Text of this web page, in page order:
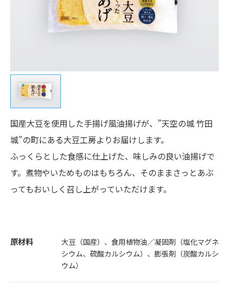
国産大豆を使用した手揚げ風油揚げが、”天空の城 竹田
城”の町にある大豆工房よりお届けします。
ふっくらとした食感に仕上げた、味しみの良い油揚げで
す。煮物やいためものはもちろん、そのままさっとあぶ
ってもおいしく召し上がっていただけます。
原材料
大豆（国産）、食用植物油／凝固剤（塩化マグネ
シウム、硫酸カルシウム）、膨張剤（炭酸カルシ
ウム）